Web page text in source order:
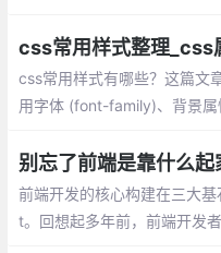
方。
css常用样式整理_css
css常用样式有哪些？这篇文
用字体 (font-family)、背景
定位属性 (Position)、CSS文
别忘了前端是靠什么起
前端开发的核心构建在三大
t。回想起多年前，前端开发